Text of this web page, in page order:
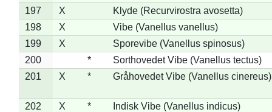
197
X
Klyde (Recurvirostra avosetta)
198
X
Vibe (Vanellus vanellus)
199
X
Sporevibe (Vanellus spinosus)
200
*
Sorthovedet Vibe (Vanellus tectus)
201
X * Gråhovedet Vibe (Vanellus cinereus)
202 X *
Indisk Vibe (Vanellus indicus)